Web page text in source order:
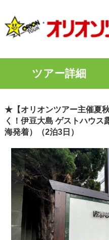
ツアー詳細
★【オリオンツアー主催夏
く！伊豆大島 ゲストハウス
海発着）（2泊3日）